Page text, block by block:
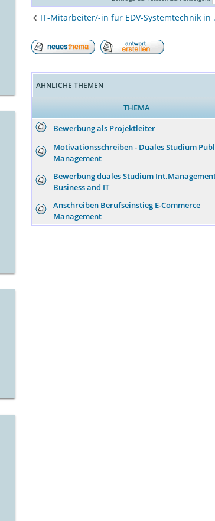
IT-Mitarbeiter/-in für EDV-Systemtechnik in
ÄHNLICHE THEMEN
THEMA
Bewerbung als Projektleiter
Motivationsschreiben - Duales Studium
Management
Bewerbung duales Studium
Business and IT
Anschreiben Berufseinstieg E-Commerce
Management